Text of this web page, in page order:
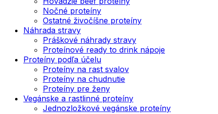
Nočné proteíny
Ostatné živočíšne proteíny
Náhrada stravy
Práškové náhrady stravy
Proteínové ready to drink nápoje
Proteíny podľa účelu
Proteíny na rast svalov
Proteíny na chudnutie
Proteíny pre ženy
Vegánske a rastlinné proteíny
Jednozložkové vegánske proteíny